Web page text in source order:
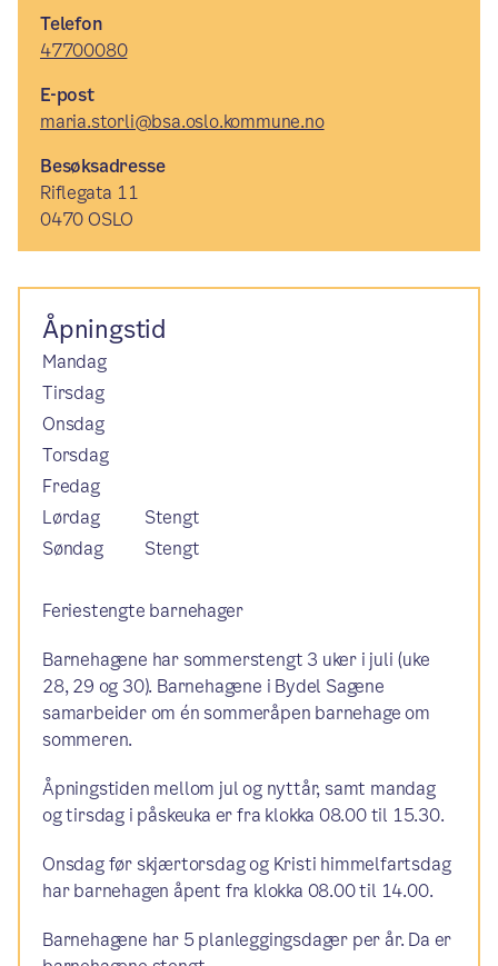
Telefon
47700080
E-post
maria.storli@bsa.oslo.kommune.no
Besøksadresse
Riflegata 11
0470 OSLO
Åpningstid
Mandag
Tirsdag
Onsdag
Torsdag
Fredag
Lørdag
Stengt
Søndag
Stengt
Feriestengte barnehager
Barnehagene har sommerstengt 3 uker i juli (uke
28, 29 og 30). Barnehagene i Bydel Sagene
samarbeider om én sommeråpen barnehage om
sommeren.
Åpningstiden mellom jul og nyttår, samt mandag
og tirsdag i påskeuka er fra klokka 08.00 til 15.30.
Onsdag før skjærtorsdag og Kristi himmelfartsdag
har barnehagen åpent fra klokka 08.00 til 14.00.
Barnehagene har 5 planleggingsdager per år. Da er